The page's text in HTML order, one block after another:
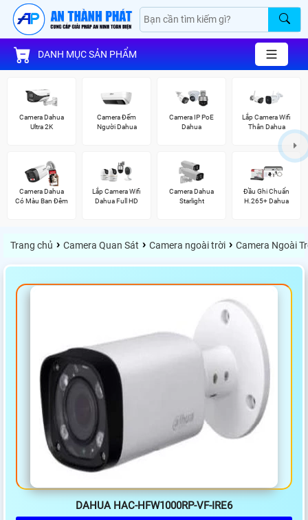
DANH MỤC SẢN PHẨM
Camera Dahua
Ultra 2K
Camera Đếm
Người Dahua
Camera IP PoE
Dahua
Lắp Camera Wifi
Thân Dahua
Camera Dahua
Có Màu Ban Đêm
Lắp Camera Wifi
Dahua Full HD
Camera Dahua
Starlight
Đầu Ghi Chuẩn
H.265+ Dahua
Trang chủ › Camera Quan Sát › Camera ngoài trời › Camera Ngoài
DAHUA HAC-HFW1000RP-VF-IRE6